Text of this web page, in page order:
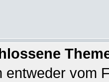
entweder vom